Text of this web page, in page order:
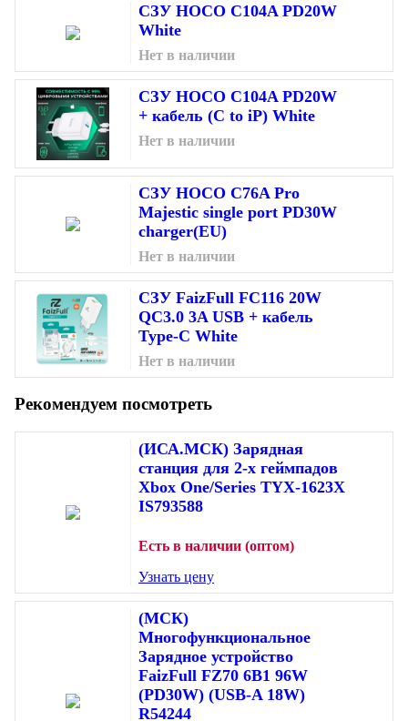
СЗУ HOCO C104A PD20W
White
Нет в наличии
СЗУ HOCO C104A PD20W
+ кабель (C to iP) White
Нет в наличии
СЗУ HOCO C76A Pro
Majestic single port PD30W
charger(EU)
Нет в наличии
СЗУ FaizFull FC116 20W
QC3.0 3A USB + кабель
Type-C White
Нет в наличии
Рекомендуем посмотреть
(ИСА.МСК) Зарядная
станция для 2-х геймпадов
Xbox One/Series TYX-1623X
IS793588
Есть в наличии (оптом)
Узнать цену
(МСК)
Многофункциональное
Зарядное устройство
FaizFull FZ70 6В1 96W
(PD30W) (USB-A 18W)
R54244